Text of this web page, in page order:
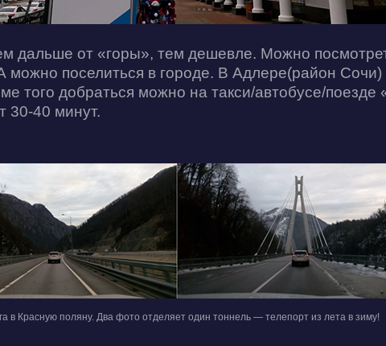
дальше от «горы», тем дешевле. Можно
можно поселиться в городе. В Адлере(район
того добраться можно на такси/автобусе/
30-40 минут.
в Красную поляну. Два фото отделяет один тоннель — телепорт из лета в зиму!